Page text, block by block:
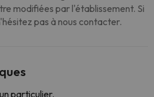
modifiées par l'établissement. Si
pas à nous contacter.
particulier.